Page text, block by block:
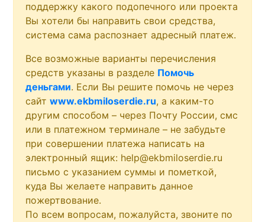
поддержку какого подопечного или проекта
Вы хотели бы направить свои средства,
система сама распознает адресный платеж.
Все возможные варианты перечисления
средств указаны в разделе Помочь
деньгами. Если Вы решите помочь не через
сайтwww.ekbmiloserdie.ru, а каким-то
другим способом – через Почту России, смс
или в платежном терминале – не забудьте
при совершении платежа написать на
электронный ящик: help@ekbmiloserdie.ru
письмо с указанием суммы и пометкой,
куда Вы желаете направить данное
пожертвование.
По всем вопросам, пожалуйста, звоните по